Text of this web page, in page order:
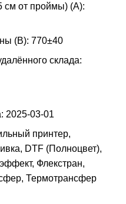
см от проймы) (A):
(B): 770±40
склада:
2025-03-01
принтер,
DTF (Полноцвет),
Флекстран,
Термотрансфер